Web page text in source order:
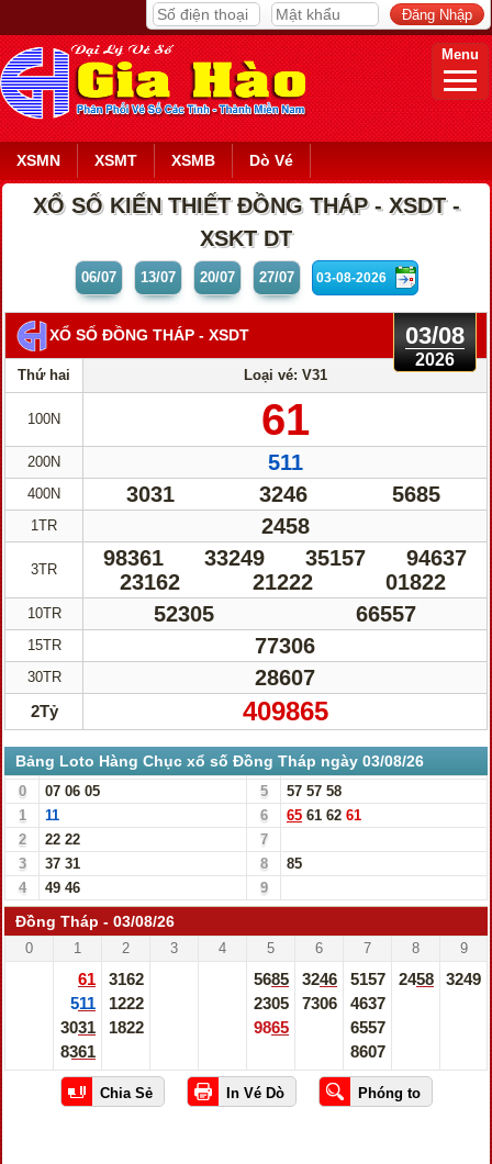
Menu
XSMN XSMT XSMB Dò Vé
XỔ SỐ KIẾN THIẾT ĐỒNG THÁP - XSDT -
XSKT DT
06/07 13/07 20/07 27/07
XỔ SỐ ĐỒNG THÁP - XSDT 03/08
2026
Thứ hai Loại vé: V31
100N 61
200N 511
400N 3031 3246 5685
1TR 2458
3TR 98361 33249 35157
94637
23162
21222 01822
10TR 52305 66557
15TR 77306
30TR 28607
2Tỷ 409865
Bảng Loto Hàng Chục xổ số Đồng Tháp ngày 03/08/26
0 07 06 05 5 57 57 58
1
11 6 65 61 62 61
2
22 22
7
3
37 31 8
85
4
49 46 9
Đồng Tháp - 03/08/26
0 1 2 3 4 5 6 7 8 9
61
511
3031
8361
3162
1222
1822
5685
2305
9865
3246
7306
5157
4637
6557
8607
2458 3249